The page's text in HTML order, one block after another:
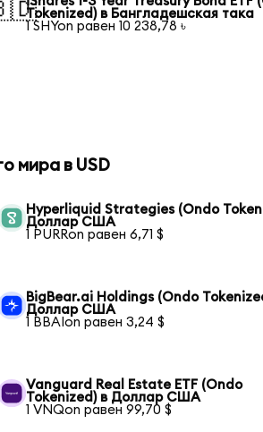
Tokenized) в Бангладешская така
1 SHYon равен 10 238,78 ৳
мира в USD
Hyperliquid Strategies (Ondo
Доллар США
1 PURRon равен 6,71 $
BigBear.ai Holdings (Ondo
Доллар США
1 BBAIon равен 3,24 $
Vanguard Real Estate ETF (Ondo
Tokenized) в Доллар США
1 VNQon равен 99,70 $